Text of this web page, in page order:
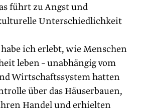
führt zu Angst und
Unterschiedlichkeit
ich erlebt, wie Menschen
­leben – unabhängig vom
Wirtschaftssystem hatten
über das Häuserbauen,
Handel und erhielten